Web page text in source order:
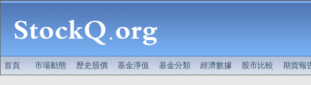
首頁 市場動態 歷史股價 基金淨值 基金分類 經濟數據 股市比較 期貨報